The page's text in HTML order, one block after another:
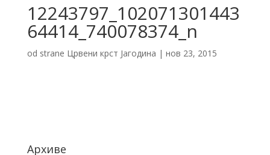
12243797_102071301443
64414_740078374_n
od strane Црвени крст Јагодина | нов 23, 2015
Архиве